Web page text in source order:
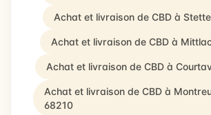
Achat et livraison de CBD à
Achat et livraison de CBD à
Achat et livraison de CBD à
Achat et livraison de CBD à
68210